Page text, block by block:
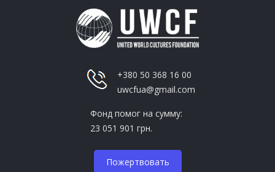
+380 50 368 16 00
uwcfua@gmail.com
Фонд помог на сумму:
23 051 901 грн.
Пожертвовать